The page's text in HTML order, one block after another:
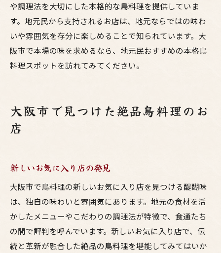
や調理法を大切にした本格的な鳥料理を提供していま
す。地元民から支持されるお店は、地元ならではの味わ
いや雰囲気を存分に楽しめることで知られています。大
阪市で本場の味を求めるなら、地元民おすすめの本格鳥
料理スポットを訪れてみてください。
大阪市で見つけた絶品鳥料理のお
店
新しいお気に入り店の発見
大阪市で鳥料理の新しいお気に入り店を見つける醍醐味
は、独自の味わいと雰囲気にあります。地元の食材を活
かしたメニューやこだわりの調理法が特徴で、食通たち
の間で評判を呼んでいます。新しいお気に入り店で、伝
統と革新が融合した絶品の鳥料理を堪能してみてはいか